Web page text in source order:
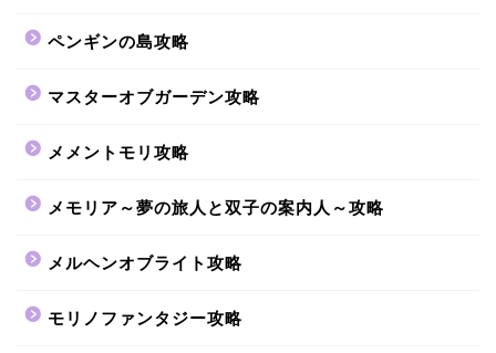
ペンギンの島攻略
マスターオブガーデン攻略
メメントモリ攻略
メモリア～夢の旅人と双子の案内人～攻略
メルヘンオブライト攻略
モリノファンタジー攻略